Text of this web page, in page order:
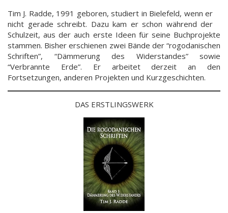
Tim J. Radde, 1991 geboren, studiert in Bielefeld, wenn er
nicht gerade schreibt. Dazu kam er schon während der
Schulzeit, aus der auch erste Ideen für seine Buchprojekte
stammen. Bisher erschienen zwei Bände der “rogodanischen
Schriften”, “Dämmerung des Widerstandes” sowie
“Verbrannte Erde”. Er arbeitet derzeit an den
Fortsetzungen, anderen Projekten und Kurzgeschichten.
DAS ERSTLINGSWERK